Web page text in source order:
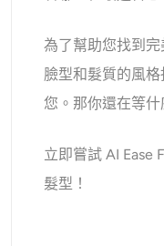
為了幫助您找到
臉型和髮質的風
您。那你還在等什
立即嘗試 AI Ease
髮型！